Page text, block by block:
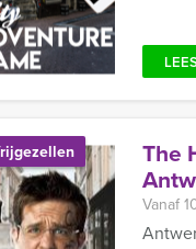
The
Vanaf